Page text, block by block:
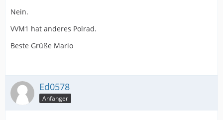
Nein.
VVM1 hat anderes Polrad.
Beste Grüße Mario
Ed0578
Anfänger